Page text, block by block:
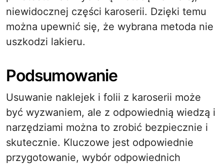
niewidocznej części karoserii. Dzięki temu
można upewnić się, że wybrana metoda nie
uszkodzi lakieru.
Podsumowanie
Usuwanie naklejek i folii z karoserii może
być wyzwaniem, ale z odpowiednią wiedzą i
narzędziami można to zrobić bezpiecznie i
skutecznie. Kluczowe jest odpowiednie
przygotowanie, wybór odpowiednich